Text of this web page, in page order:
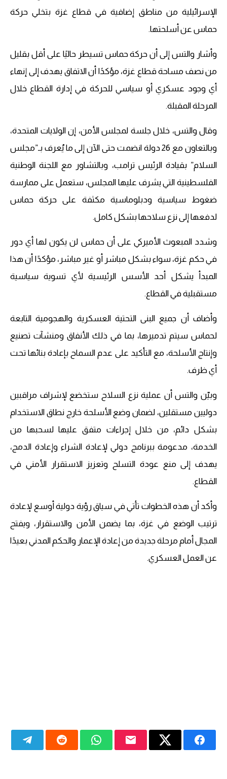
الإسرائيلية من مناطق إضافية في قطاع غزة بتخلي حركة
حماس عن أسلحتها.
وأشار والتس إلى أن حركة حماس تسيطر حاليًا على أقل بقليل
من نصف مساحة قطاع غزة، مؤكدًا أن الاتفاق يهدف إلى إنهاء
أي وجود عسكري أو سياسي للحركة في إدارة القطاع خلال
المرحلة المقبلة.
وقال والتس، خلال جلسة لمجلس الأمن، إن الولايات المتحدة،
وبالتعاون مع 26 دولة انضمت حتى الآن إلى ما يُعرف بـ”مجلس
السلام” بقيادة الرئيس ترامب، وبالتشاور مع اللجنة الوطنية
الفلسطينية التي يشرف عليها المجلس، ستعمل على ممارسة
ضغوط سياسية ودبلوماسية مكثفة على حركة حماس
لدفعها إلى نزع سلاحها بشكل كامل.
وشدد المبعوث الأميركي على أن حماس لن يكون لها أي دور
في حكم غزة، سواء بشكل مباشر أو غير مباشر، مؤكدًا أن هذا
المبدأ يشكل أحد الأسس الرئيسية لأي تسوية سياسية
مستقبلية في القطاع.
وأضاف أن جميع البنى التحتية العسكرية والهجومية التابعة
لحماس سيتم تدميرها، بما في ذلك الأنفاق ومنشآت تصنيع
وإنتاج الأسلحة، مع التأكيد على عدم السماح بإعادة بنائها تحت
أي ظرف.
وبيّن والتس أن عملية نزع السلاح ستخضع لإشراف مراقبين
دوليين مستقلين، لضمان وضع الأسلحة خارج نطاق الاستخدام
بشكل دائم، من خلال إجراءات متفق عليها لسحبها من
الخدمة، مدعومة ببرنامج دولي لإعادة الشراء وإعادة الدمج،
يهدف إلى منع عودة التسلح وتعزيز الاستقرار الأمني في
القطاع.
وأكد أن هذه الخطوات تأتي في سياق رؤية دولية أوسع لإعادة
ترتيب الوضع في غزة، بما يضمن الأمن والاستقرار، ويفتح
المجال أمام مرحلة جديدة من إعادة الإعمار والحكم المدني بعيدًا
عن العمل العسكري.